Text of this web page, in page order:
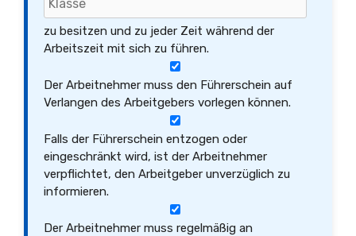
zu besitzen und zu jeder Zeit während der
Arbeitszeit mit sich zu führen.
Der Arbeitnehmer muss den Führerschein auf
Verlangen des Arbeitgebers vorlegen können.
Falls der Führerschein entzogen oder
eingeschränkt wird, ist der Arbeitnehmer
verpflichtet, den Arbeitgeber unverzüglich zu
informieren.
Der Arbeitnehmer muss regelmäßig an